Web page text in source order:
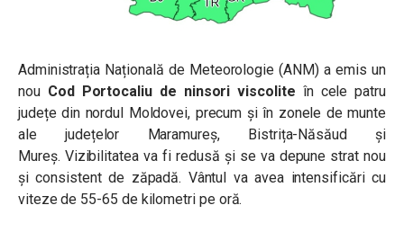
Administrația Națională de Meteorologie (ANM) a emis un
nou Cod Portocaliu de ninsori viscolite în cele patru
județe din nordul Moldovei, precum și în zonele de munte
ale județelor Maramureș, Bistrița-Năsăud și
Mureș. Vizibilitatea va fi redusă și se va depune strat nou
și consistent de zăpadă. Vântul va avea intensificări cu
viteze de 55-65 de kilometri pe oră.